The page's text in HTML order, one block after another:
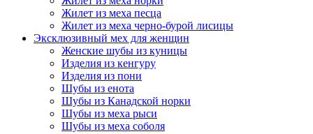
Жилет из меха песца
Жилет из меха черно-бурой лисицы
Эксклюзивный мех для женщин
Женские шубы из куницы
Изделия из кенгуру
Изделия из пони
Шубы из енота
Шубы из Канадской норки
Шубы из меха рыси
Шубы из меха соболя